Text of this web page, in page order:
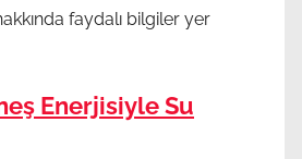
faydalı bilgiler yer
Enerjisiyle Su